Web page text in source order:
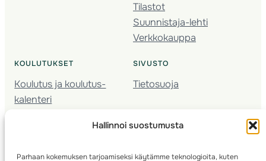
Hallinnoi suostumusta
Parhaan kokemuksen tarjoamiseksi käytämme teknologioita, kuten
Tilastot
Suunnistaja-lehti
Verkkokauppa
KOULUTUKSET
Koulutus ja koulutus­
kalenteri
Seura­kehittäminen
SIVUSTO
Tietosuoja